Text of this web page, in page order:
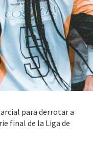
para derrotar a
final de la Liga de